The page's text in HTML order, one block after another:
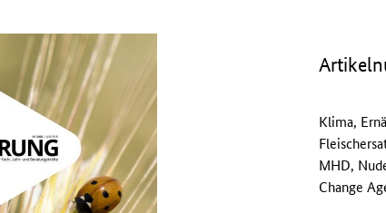
Klima,
MHD,
Change